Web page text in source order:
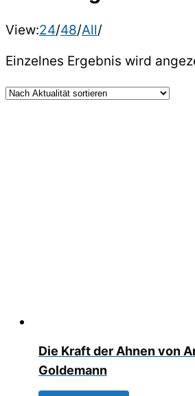
View:24/48/All/
Einzelnes Ergebnis wird
Die Kraft der Ahnen von
Goldemann